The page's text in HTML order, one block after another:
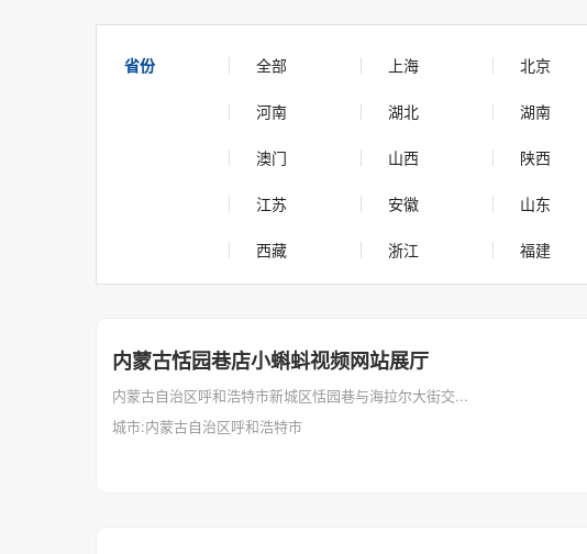
省份 全部 上海 北京
河南 湖北 湖南
澳门 山西 陕西
江苏 安徽 山东
西藏 浙江 福建
内蒙古恬园巷店小蝌蚪视频网站展厅
内蒙古自治区呼和浩特市新城区恬园巷与海拉尔大街交...
城市:内蒙古自治区呼和浩特市